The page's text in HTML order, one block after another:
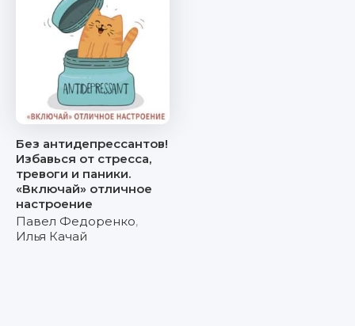
Без антидепрессантов!
Избавься от стресса,
тревоги и паники.
«Включай» отличное
настроение
Павел Федоренко,
Илья Качай